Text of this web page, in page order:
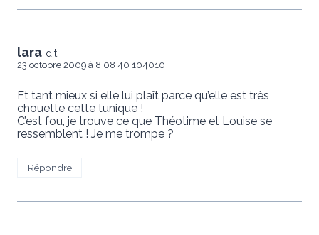
lara dit :
23 octobre 2009 à 8 08 40 104010
Et tant mieux si elle lui plaît parce qu’elle est très
chouette cette tunique !
C’est fou, je trouve ce que Théotime et Louise se
ressemblent ! Je me trompe ?
Répondre